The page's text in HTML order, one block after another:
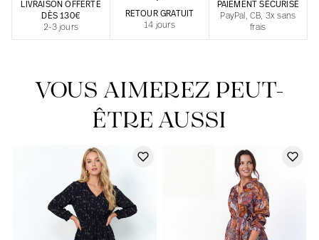
Notre actualité dans le journal
LIVRAISON OFFERTE
DÈS 130€
2-3 jours
RETOUR GRATUIT
14 jours
PAIEMENT SÉCURISÉ
PayPal, CB, 3x sans
frais
VOUS AIMEREZ PEUT-
ÊTRE AUSSI